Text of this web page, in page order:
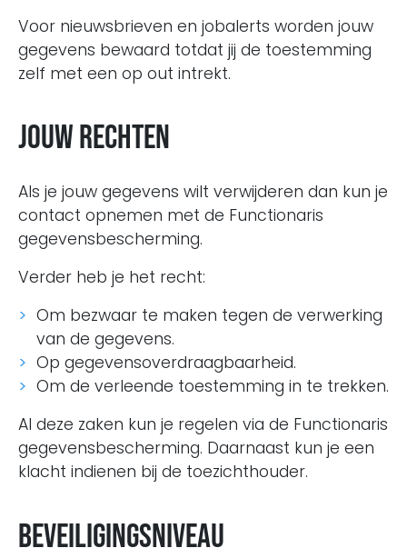
Voor nieuwsbrieven en jobalerts worden jouw
gegevens bewaard totdat jij de toestemming
zelf met een op out intrekt.
Jouw rechten
Als je jouw gegevens wilt verwijderen dan kun je
contact opnemen met de Functionaris
gegevensbescherming.
Verder heb je het recht:
Om bezwaar te maken tegen de verwerking
van de gegevens.
Op gegevensoverdraagbaarheid.
Om de verleende toestemming in te trekken.
Al deze zaken kun je regelen via de Functionaris
gegevensbescherming. Daarnaast kun je een
klacht indienen bij de toezichthouder.
Beveiligingsniveau